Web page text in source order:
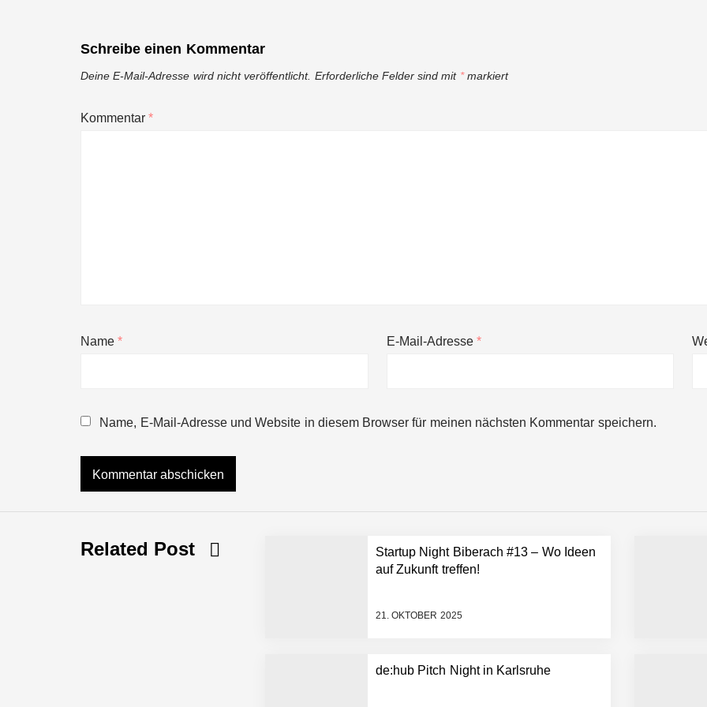
Schreibe einen Kommentar
Deine E-Mail-Adresse wird nicht veröffentlicht. Erforderliche Felder sind mit *markiert
Kommentar*
Name* E-Mail-Adresse *
Name, E-Mail-Adresse und Website in diesem Browser für meinen nächsten Kommentar speichern.
Related Post
Startup Night Biberach #13 – Wo Ideen
auf Zukunft treffen!
21. OKTOBER 2025
de:hub Pitch Night in Karlsruhe
Simulationsdienstleistung in Minuten statt Wochen: FiniteNow ermöglicht sofortige Angebotskalkulation für